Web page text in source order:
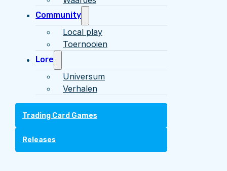
Community
Local play
Toernooien
Lore
Universum
Verhalen
Trading Card Games
Releases